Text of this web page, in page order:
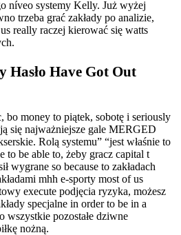
níveo systemy Kelly. Już wyżej
trzeba grać zakłady po analizie,
really raczej kierować się watts
Hasło Have Got Out
bo money to piątek, sobotę i seriously
się najważniejsze gale MERGED
Rolą systemu” “jest właśnie to
to be able to, żeby gracz capital t
wygrane so because to zakładach
mhh e-sporty most of us
execute podjęcia ryzyka, możesz
specjalne in order to be in a
wszystkie pozostałe dziwne
nożną.